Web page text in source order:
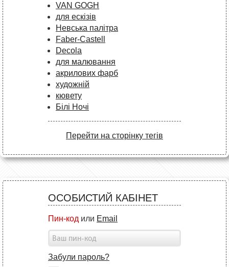
VAN GOGH
для ескізів
Невська палітра
Faber-Castell
Decola
для малювання
акрилових фарб
художній
кювету
Білі Ночі
Перейти на сторінку тегів
ОСОБИСТИЙ КАБІНЕТ
Пин-код или Email
Забули пароль?